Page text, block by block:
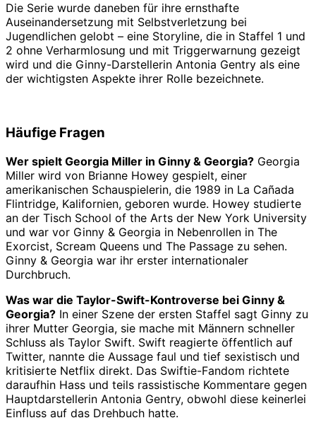
Die Serie wurde daneben für ihre ernsthafte
Auseinandersetzung mit Selbstverletzung bei
Jugendlichen gelobt – eine Storyline, die in Staffel 1 und
2 ohne Verharmlosung und mit Triggerwarnung gezeigt
wird und die Ginny-Darstellerin Antonia Gentry als eine
der wichtigsten Aspekte ihrer Rolle bezeichnete.
Häufige Fragen
Wer spielt Georgia Miller in Ginny & Georgia? Georgia
Miller wird von Brianne Howey gespielt, einer
amerikanischen Schauspielerin, die 1989 in La Cañada
Flintridge, Kalifornien, geboren wurde. Howey studierte
an der Tisch School of the Arts der New York University
und war vor Ginny & Georgia in Nebenrollen in The
Exorcist, Scream Queens und The Passage zu sehen.
Ginny & Georgia war ihr erster internationaler
Durchbruch.
Was war die Taylor-Swift-Kontroverse bei Ginny &
Georgia? In einer Szene der ersten Staffel sagt Ginny zu
ihrer Mutter Georgia, sie mache mit Männern schneller
Schluss als Taylor Swift. Swift reagierte öffentlich auf
Twitter, nannte die Aussage faul und tief sexistisch und
kritisierte Netflix direkt. Das Swiftie-Fandom richtete
daraufhin Hass und teils rassistische Kommentare gegen
Hauptdarstellerin Antonia Gentry, obwohl diese keinerlei
Einfluss auf das Drehbuch hatte.